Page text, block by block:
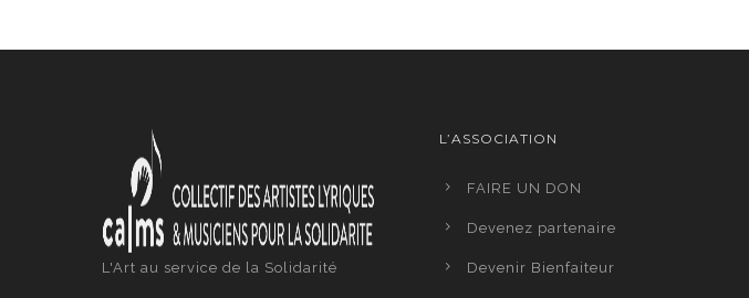
L'Art au service de la Solidarité
L’ASSOCIATION
FAIRE UN DON
Devenez partenaire
Devenir Bienfaiteur